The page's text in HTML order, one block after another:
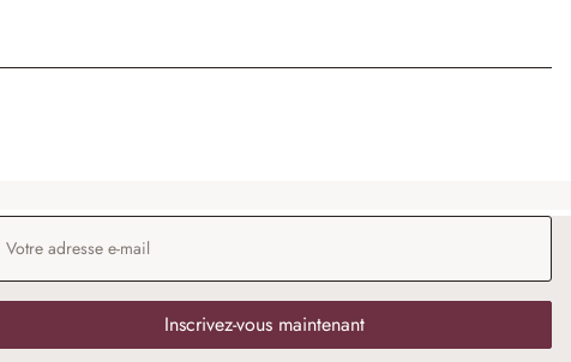
e-mail
Inscrivez-vous maintenant